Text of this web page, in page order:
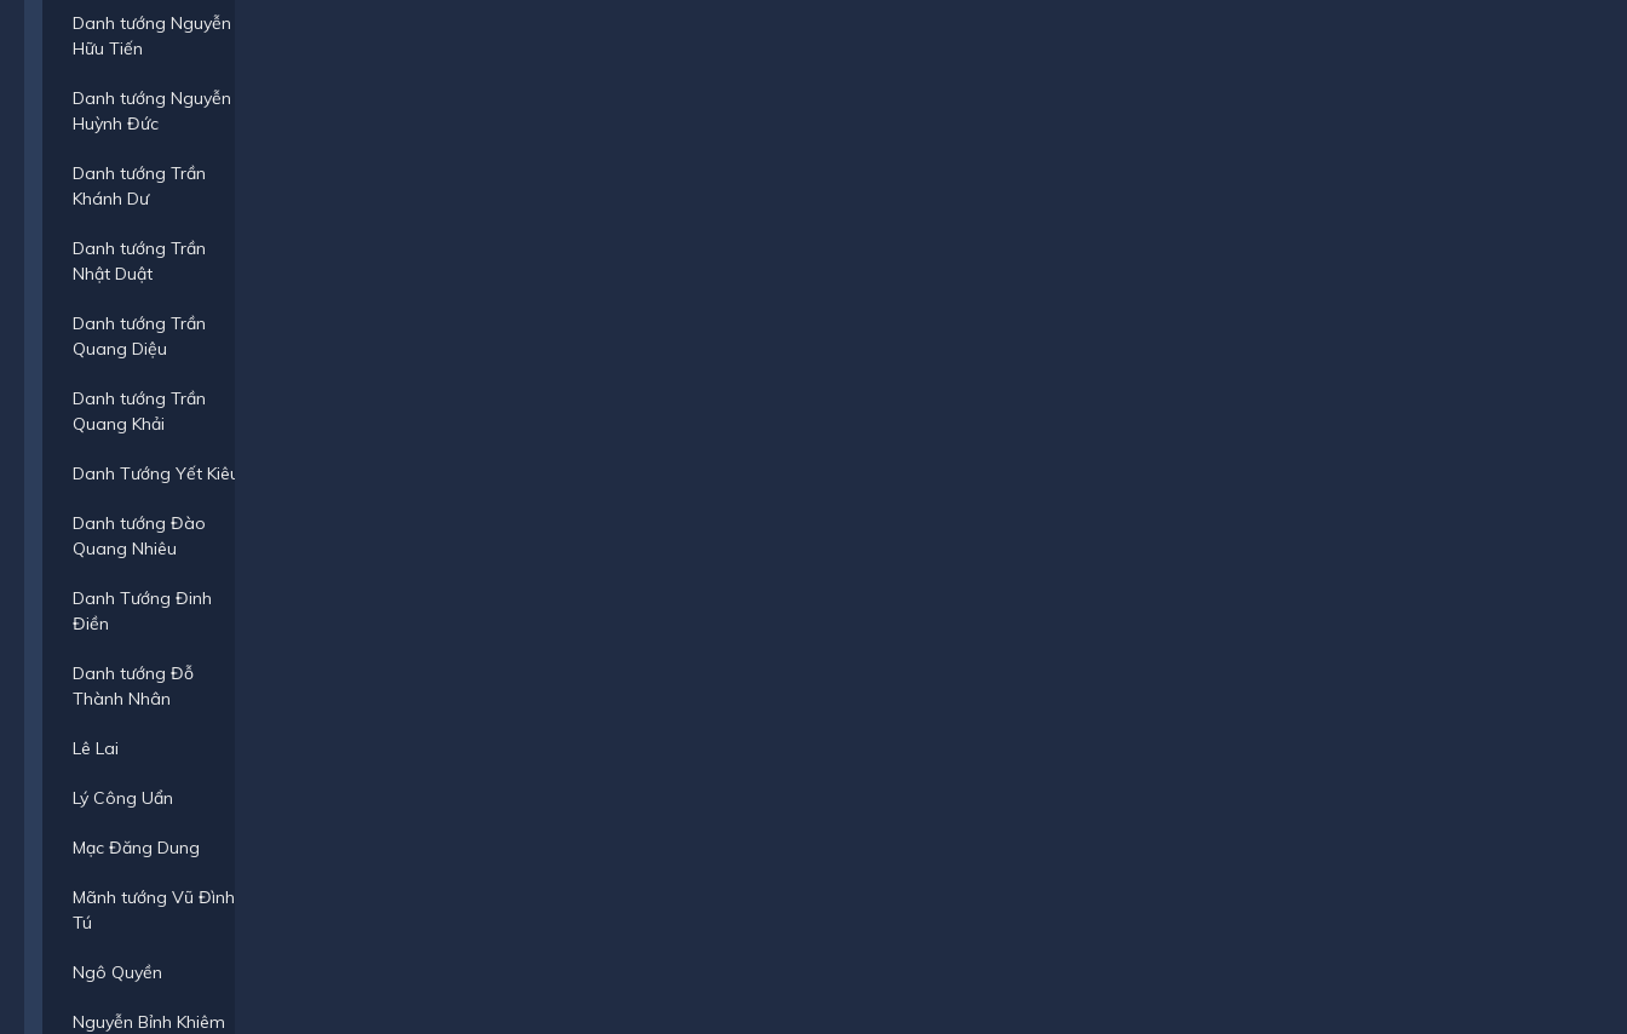
Danh tướng Nguyễn
Hữu Tiến
Danh tướng Nguyễn
Huỳnh Đức
Danh tướng Trần
Khánh Dư
Danh tướng Trần
Nhật Duật
Danh tướng Trần
Quang Diệu
Danh tướng Trần
Quang Khải
Danh Tướng Yết Kiêu
Danh tướng Đào
Quang Nhiêu
Danh Tướng Đinh
Điền
Danh tướng Đỗ
Thành Nhân
Lê Lai
Lý Công Uẩn
Mạc Đăng Dung
Mãnh tướng Vũ Đình
Tú
Ngô Quyền
Nguyễn Bỉnh Khiêm